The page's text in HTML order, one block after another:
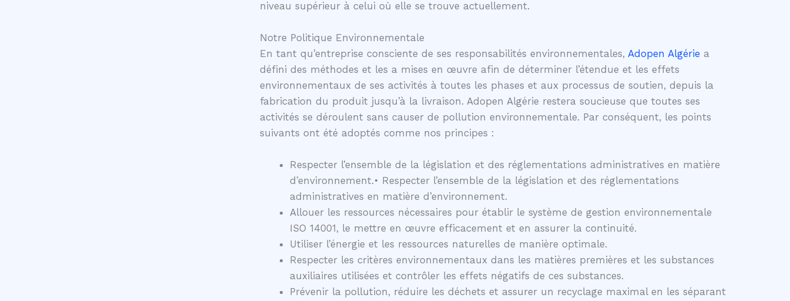
niveau supérieur à celui où elle se trouve actuellement.
Notre Politique Environnementale
En tant qu’entreprise consciente de ses responsabilités environnementales, Adopen Algérie a
défini des méthodes et les a mises en œuvre afin de déterminer l’étendue et les effets
environnementaux de ses activités à toutes les phases et aux processus de soutien, depuis la
fabrication du produit jusqu’à la livraison. Adopen Algérie restera soucieuse que toutes ses
activités se déroulent sans causer de pollution environnementale. Par conséquent, les points
suivants ont été adoptés comme nos principes :
Respecter l’ensemble de la législation et des réglementations administratives en matière
d’environnement.• Respecter l’ensemble de la législation et des réglementations
administratives en matière d’environnement.
Allouer les ressources nécessaires pour établir le système de gestion environnementale
ISO 14001, le mettre en œuvre efficacement et en assurer la continuité.
Utiliser l’énergie et les ressources naturelles de manière optimale.
Respecter les critères environnementaux dans les matières premières et les substances
auxiliaires utilisées et contrôler les effets négatifs de ces substances.
Prévenir la pollution, réduire les déchets et assurer un recyclage maximal en les séparant